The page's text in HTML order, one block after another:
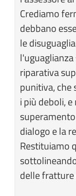
Crediamo
debbano
le
riparativa
punitiva, che
i più deboli,
dialogo e la
Restituiamo
delle fratture